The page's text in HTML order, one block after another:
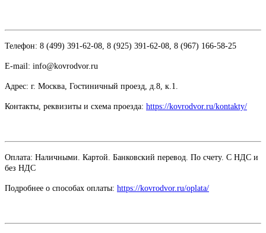
Телефон: 8 (499) 391-62-08, 8 (925) 391-62-08, 8 (967) 166-58-25
E-mail: info@kovrodvor.ru
Адрес: г. Москва, Гостиничный проезд, д.8, к.1.
Контакты, реквизиты и схема проезда: https://kovrodvor.ru/kontakty/
Оплата: Наличными. Картой. Банковский перевод. По счету. С НДС и
без НДС
Подробнее о способах оплаты: https://kovrodvor.ru/oplata/